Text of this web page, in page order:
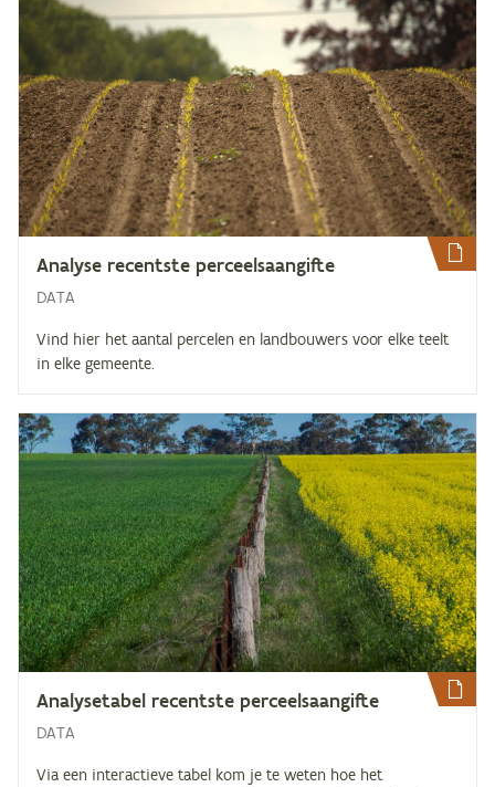
Ana­ly­se re­cent­ste perceelsaangifte
DATA
Vind hier het aantal percelen en landbouwers voor elke teelt
in elke gemeente.
Ana­ly­se­ta­bel re­cent­ste perceelsaangifte
DATA
Via een interactieve tabel kom je te weten hoe het